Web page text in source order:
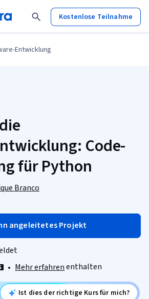
Kostenlose Teilnahme
Entwicklung
Code-
für Python
Branco
angeleitetes Projekt
• Mehr erfahrenenthalten
Ist dies der richtige Kurs für mich?